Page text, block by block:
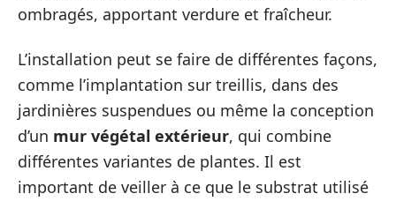
ombragés, apportant verdure et fraîcheur.
L’installation peut se faire de différentes façons,
comme l’implantation sur treillis, dans des
jardinières suspendues ou même la conception
d’un mur végétal extérieur, qui combine
différentes variantes de plantes. Il est
important de veiller à ce que le substrat utilisé